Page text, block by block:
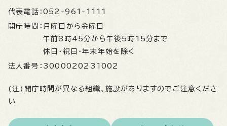
代表電話： 052-961-1111
開庁時間： 月曜日から金曜日
午前8時45分から午後5時15分まで
休日・祝日・年末年始を除く
法人番号： 3000020231002
(注)開庁時間が異なる組織、施設がありますのでご注意くださ
い